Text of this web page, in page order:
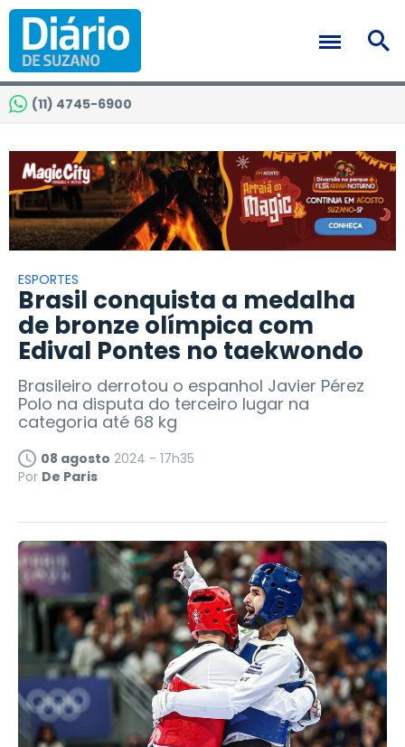
(11) 4745-6900
ESPORTES
Brasil conquista a medalha
de bronze olímpica com
Edival Pontes no taekwondo
Brasileiro derrotou o espanhol Javier Pérez
Polo na disputa do terceiro lugar na
categoria até 68 kg
08 agosto 2024 - 17h35
Por De Paris